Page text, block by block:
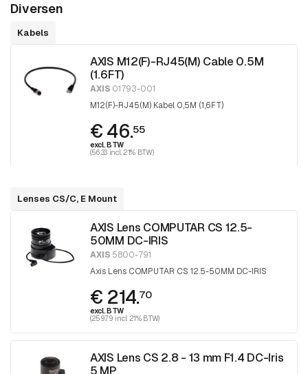
Diversen
Kabels
AXIS M12(F)-RJ45(M) Cable 0.5M
(1.6FT)
AXIS 01793-001
M12(F)-RJ45(M) Kabel 0,5M (1,6FT)
€ 46.55
excl. BTW
(56.33 incl. 21% BTW)
Lenses CS/C, E Mount
AXIS Lens COMPUTAR CS 12.5-
50MM DC-IRIS
AXIS 5800-791
Axis Lens COMPUTAR CS 12.5-50MM DC-IRIS
€ 214.70
excl. BTW
(259.79 incl. 21% BTW)
AXIS Lens CS 2.8 - 13 mm F1.4 DC-Iris
5 MP